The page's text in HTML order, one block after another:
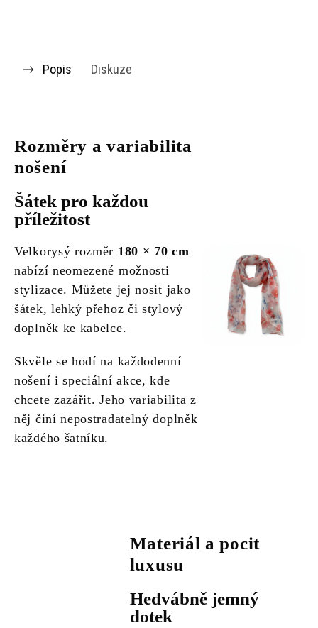
Popis Diskuze
Rozměry a variabilita
nošení
Šátek pro každou
příležitost
Velkorysý rozměr 180 × 70 cm
nabízí neomezené možnosti
stylizace. Můžete jej nosit jako
šátek, lehký přehoz či stylový
doplněk ke kabelce.
Skvěle se hodí na každodenní
nošení i speciální akce, kde
chcete zazářit. Jeho variabilita z
něj činí nepostradatelný doplněk
každého šatníku.
Materiál a pocit
luxusu
Hedvábně jemný
dotek